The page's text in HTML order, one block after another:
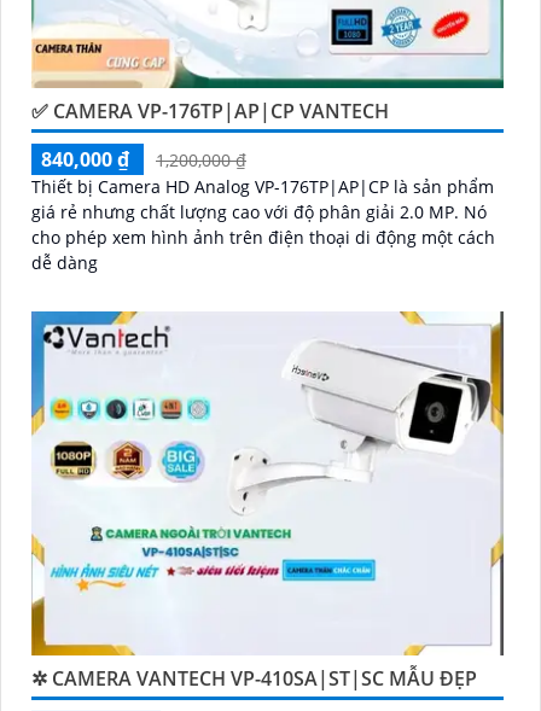
✅ CAMERA VP-176TP|AP|CP VANTECH
840,000 ₫
1,200,000 ₫
Thiết bị Camera HD Analog VP-176TP|AP|CP là sản phẩm
giá rẻ nhưng chất lượng cao với độ phân giải 2.0 MP. Nó
cho phép xem hình ảnh trên điện thoại di động một cách
dễ dàng
✲ CAMERA VANTECH VP-410SA|ST|SC MẪU ĐẸP